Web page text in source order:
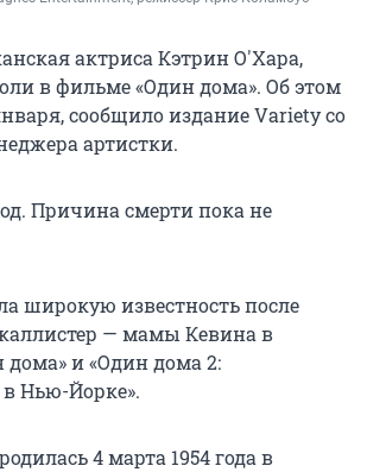
актриса Кэтрин О'Хара,
в фильме «Один дома». Об этом
сообщило издание Variety со
артистки.
Причина смерти пока не
широкую известность после
— мамы Кевина в
и «Один дома 2:
Нью-Йорке».
4 марта 1954 года в